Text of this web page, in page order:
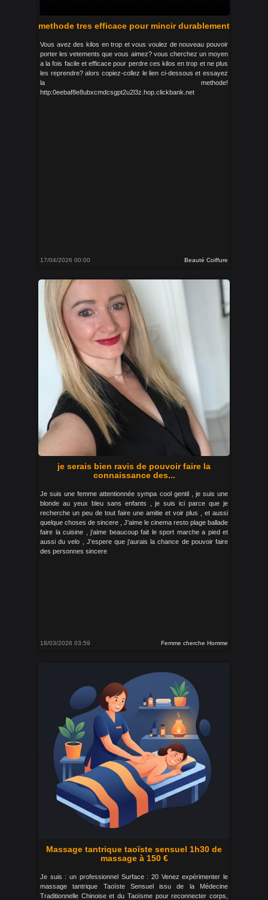
methode tres efficace pour mincir durablement
Vous avez des kilos en trop et vous voulez de nouveau pouvoir
porter les vetements que vous aimez? vous cherchez un moyen
a la fois facile et efficace pour perdre ces kilos en trop et ne plus
les reprendre? alors copiez-collez le lien ci-dessous et essayez
la methode!
http:0eebaf8e8ubxcmdcsgpt2u2l3z.hop.clickbank.net
17/04/2026 00:00 Beauté Coiffure
je serais bien ravis de pouvoir faire la
connaissance des...
Je suis une femme attentionnée sympa cool gentil , je suis une
blonde au yeux bleu sans enfants , je suis ici parce que je
recherche un peu de tout faire une amitie et voir plus , et aussi
quelque choses de sincere , J'aime le cinema resto plage ballade
faire la cuisine , j'aime beaucoup fait le sport marche a pied et
aussi du velo , J'espere que j'aurais la chance de pouvoir faire
des personnes sincere
18/03/2026 03:59 Femme cherche Homme
Massage tantrique taoïste sensuel 1h30 de
massage à 150 €
Je suis : un professionnel Surface : 20 Venez expérimenter le
massage tantrique Taoïste Sensuel issu de la Médecine
Traditionnelle Chinoise et du Taoïsme pour reconnecter corps,